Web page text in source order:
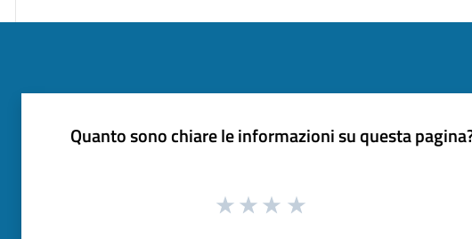
Quanto sono chiare le informazioni su questa